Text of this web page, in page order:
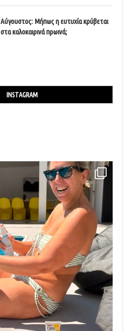
Αύγουστος: Μήπως η ευτυχία κρύβεται
στα καλοκαιρινά πρωινά;
INSTAGRAM